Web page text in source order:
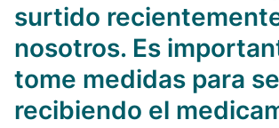
surtido
nosotros. Es
tome medidas para
recibiendo el